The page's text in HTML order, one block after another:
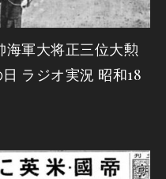
海軍大将正三位大勲
ラジオ実況 昭和18